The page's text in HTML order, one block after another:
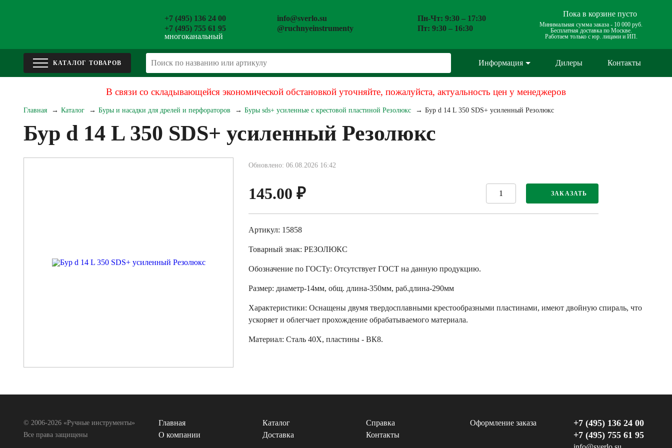
+7 (495) 136 24 00
+7 (495) 755 61 95
многоканальный
info@sverlo.su
@ruchnyeinstrumenty
Пн-Чт: 9:30 – 17:30
Пт: 9:30 – 16:30
Пока в корзине пусто
Минимальная сумма заказа - 10 000 руб.
Бесплатная доставка по Москве.
Работаем только с юр. лицами и ИП.
Информация Дилеры Контакты
В связи со складывающейся экономической обстановкой уточняйте, пожалуйста, актуальность цен у менеджеров
Главная Каталог Буры и насадки для дрелей и перфораторов Буры sds+ усиленные с крестовой пластиной Резолюкс Бур d 14 L 350 SDS+ усиленный Резолюкс
Бур d 14 L 350 SDS+ усиленный Резолюкс
Обновлено: 06.08.2026 16:42
145.00 ₽ ЗАКАЗАТЬ
Артикул: 15858
Товарный знак: РЕЗОЛЮКС
Обозначение по ГОСТу: Отсутствует ГОСТ на данную продукцию.
Размер: диаметр-14мм, общ. длина-350мм, раб.длина-290мм
Характеристики: Оснащены двумя твердосплавными крестообразными пластинами, имеют двойную спираль, что
ускоряет и облегчает прохождение обрабатываемого материала.
Материал: Сталь 40Х, пластины - ВК8.
© 2006-2026 «Ручные инструменты»
Все права защищены
Главная Каталог Справка
Оформление заказа
О компании
Доставка Контакты
+7 (495) 136 24 00
+7 (495) 755 61 95